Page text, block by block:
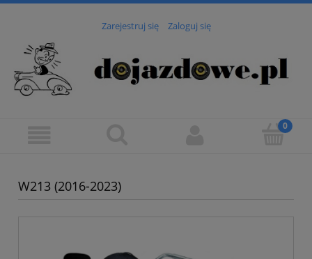
Zarejestruj się Zaloguj się
W213 (2016-2023)